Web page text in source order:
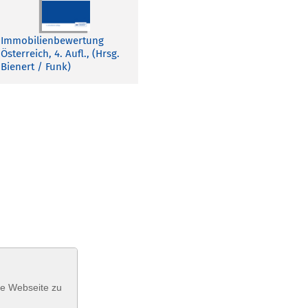
Immobilienbewertung
Österreich, 4. Aufl., (Hrsg.
Bienert / Funk)
Webseite zu